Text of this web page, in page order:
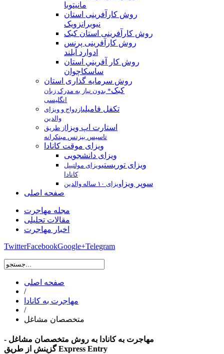
مانيتوبا
روش کارآفرینی استان
نیوبرانزویک
روش کارآفرینی استان کبک
روش کارآفرینی پرنس
ادوارد آیلند
روش كار آفريني استان
ساسکاچوان
روش سرمایه گذاری استان
کبک* بدون نیاز به مدرک زبان
انگلیسی
تکفل فامیلیازدواج و ویزای
والدین
استارت اپ ویزا
از طریق
تاسیس بیزنس مبتکرانه
ویزای موقت کانادا
ویزای دانشجویی
ویزای توریستیویزای مولتیپل
کانادا
سوپر ویزا ویزای ۱۰ ساله والدین
صفحه اصلی
مجله مهاجرت
مقالات تحلیلی
اخبار مهاجرت
TwitterFacebookGoogle+Telegram
صفحه اصلی
/
مهاجرت به کانادا
/
متخصصان مشاغل
مهاجرت به کانادا به روش متخصصان مشاغل -
گزینش از طریق Express Entry